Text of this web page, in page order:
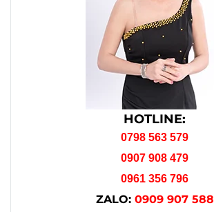
HOTLINE:
0798 563 579
0907 908 479
0961 356 796
ZALO: 0909 907 588